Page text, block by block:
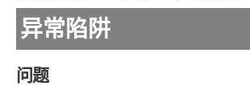
异常陷阱
问题